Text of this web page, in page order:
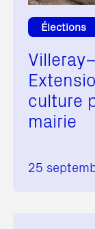
Élections
culture
mairie
25